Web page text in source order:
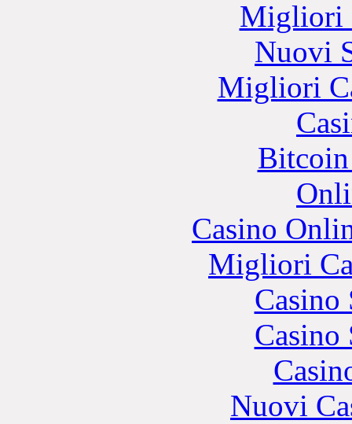
Migliori
Nuovi
Migliori
Casino
Migliori
Casino
Casino
Nuovi